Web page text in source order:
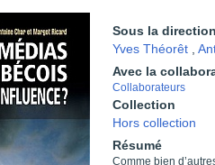
Sous la
Yves Théorêt
Avec la
Collaborateurs
Collection
Hors collection
Résumé
Comme bien